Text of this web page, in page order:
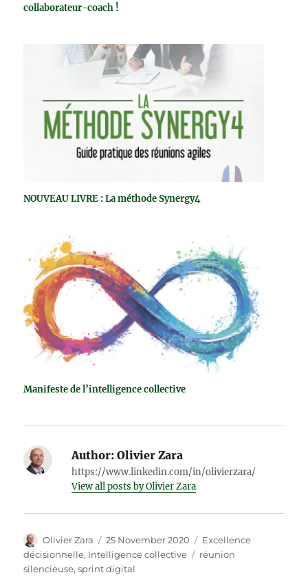
collaborateur-coach !
NOUVEAU LIVRE : La méthode Synergy4
Manifeste de l’intelligence collective
Author: Olivier Zara
https://www.linkedin.com/in/olivierzara/
View all posts by Olivier Zara
Author
Olivier Zara
Posted
on
25 November 2020 Categories
Excellence
décisionnelle, Intelligence collective Tags
réunion
silencieuse,sprint digital